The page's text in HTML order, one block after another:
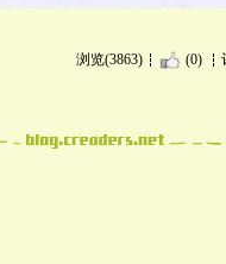
浏览(3863) (0)